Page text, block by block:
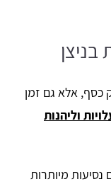
בניצן
כסף, אלא גם זמן
וליהנות
נסיעות מיותרות